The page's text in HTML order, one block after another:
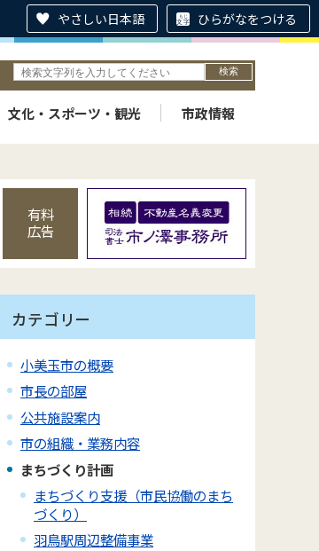
やさしい日本語 ひらがなをつける
文化・スポーツ・観光 市政情報
有料
広告
カテゴリー
小美玉市の概要
市長の部屋
公共施設案内
市の組織・業務内容
まちづくり計画
まちづくり支援（市民協働のまち
づくり）
羽鳥駅周辺整備事業